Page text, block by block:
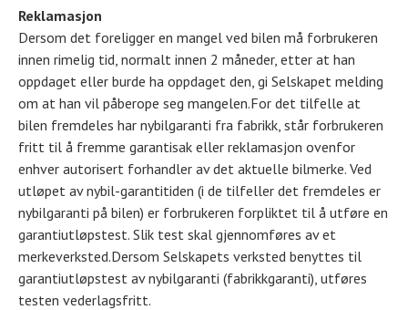
Reklamasjon
Dersom det foreligger en mangel ved bilen må forbrukeren
innen rimelig tid, normalt innen 2 måneder, etter at han
oppdaget eller burde ha oppdaget den, gi Selskapet melding
om at han vil påberope seg mangelen.For det tilfelle at
bilen fremdeles har nybilgaranti fra fabrikk, står forbrukeren
fritt til å fremme garantisak eller reklamasjon ovenfor
enhver autorisert forhandler av det aktuelle bilmerke. Ved
utløpet av nybil-garantitiden (i de tilfeller det fremdeles er
nybilgaranti på bilen) er forbrukeren forpliktet til å utføre en
garantiutløpstest. Slik test skal gjennomføres av et
merkeverksted.Dersom Selskapets verksted benyttes til
garantiutløpstest av nybilgaranti (fabrikkgaranti), utføres
testen vederlagsfritt.